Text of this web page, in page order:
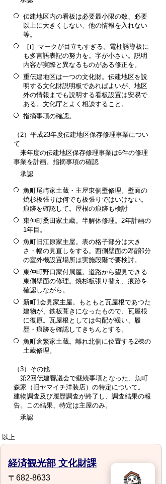
伝建地区内の看板は必要最小限の数、必要
以上に大きくしない、他の情報を入れない
等。
［i］マークが目立ちすぎる。電柱誘導板に
も多言語表記の努力を。字が小さい。説明
内容が実際と異なるものがある修正を。
重伝建地区は一つの文化財。伝建地区を説
明する文化財説明板であればよいが、地区
外の情報までも説明する看板設置は安易で
ある。文化庁とよく相談すること。
指摘事項の確認。
（2）平成23年度伝建地区保存修理事業につい
て
来年度の伝建地区保存修理事業は6件の修理
事業を計画。指摘事項の確認
承認
魚町尾崎家土蔵・主屋東側壁修理。壁面の
焼杉板張りは何でも板張りではいけない。
痕跡を確認して。屋根の痕跡も検討
東仲町桑田家土蔵。半解体修理。2年計画の
1年目。
魚町旧江原家主屋。表の格子部分は大き
さ・幅の見直しをする。西側壁面の2階部分
の室外機設置場所は実施段階で要検討。
東仲町野口家付属屋。道路から望見できる
東側壁面の修理。焼杉板張り替え、痕跡を
確認しながら。
新町1会見家主屋。もともと瓦屋根であつた
建物が、鉄板葺きになったもので、瓦屋根
に復原。瓦屋根としては勾配が緩い、履
歴・痕跡を確認してきちんとする。
魚町倉繁家土蔵。離れ北側に位置する2棟の
土蔵修理。
（3）その他
第2回伝建審議会で継続事項となった、魚町
森家（旧ヤマイチ洋装店）の特定について。
建物調査及び履歴調査が終了し、調査結果の報
告。この結果、特定は主屋のみ。
承認
以上
経済観光部 文化財課
〒682-8633